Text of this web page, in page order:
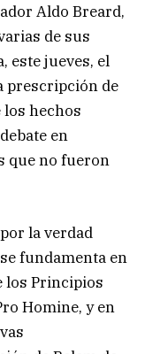
Aldo Breard,
de sus
este jueves, el
prescripción de
los hechos
en
que no fueron
la verdad
fundamenta en
los Principios
Homine, y en